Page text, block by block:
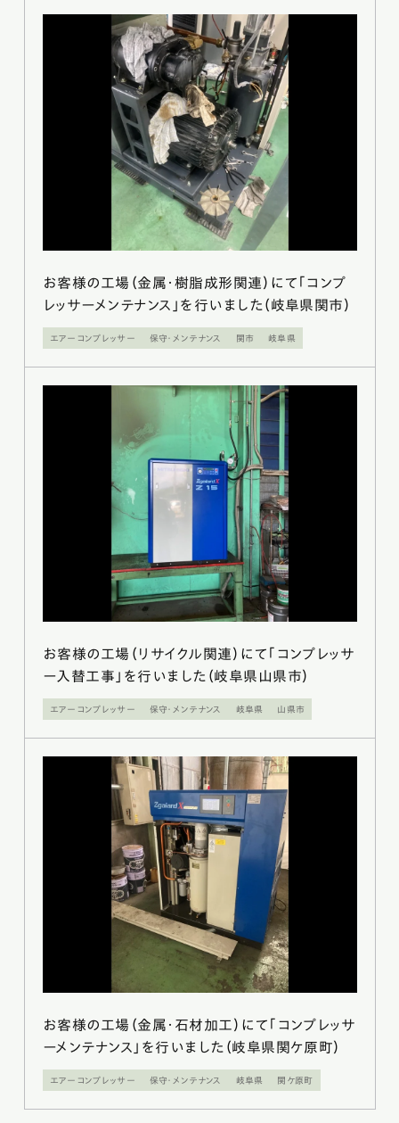
お客様の工場（金属・樹脂成形関連）にて「コンプ
レッサーメンテナンス」を行いました（岐阜県関市）
エアーコンプレッサー 保守・メンテナンス 関市 岐阜県
お客様の工場（リサイクル関連）にて「コンプレッサ
ー入替工事」を行いました（岐阜県山県市）
エアーコンプレッサー 保守・メンテナンス 岐阜県 山県市
お客様の工場（金属・石材加工）にて「コンプレッサ
ーメンテナンス」を行いました（岐阜県関ケ原町）
エアーコンプレッサー 保守・メンテナンス 岐阜県 関ケ原町